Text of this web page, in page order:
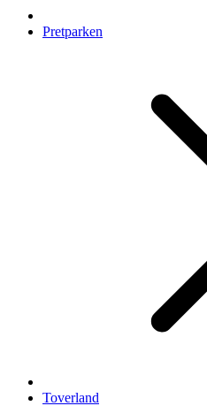
Pretparken
Toverland